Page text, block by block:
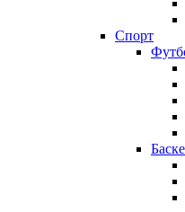
Спорт